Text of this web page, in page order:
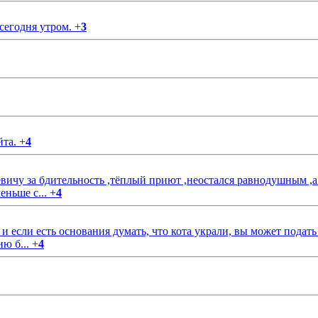
утром. +3
+4
за бдительность ,тёплый приют ,неостался равнодушным
с... +4
есть основания думать, что кота украли, вы может
б... +4